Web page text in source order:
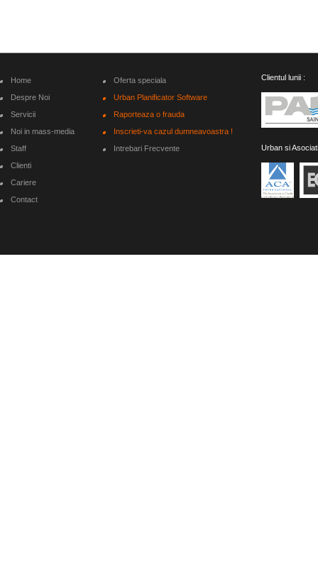
Home
Despre Noi
Servicii
Noi in mass-media
Staff
Clienti
Cariere
Contact
Oferta speciala
Urban Planificator Software
Raporteaza o frauda
Inscrieti-va cazul dumneavoastra !
Intrebari Frecvente
Clientul lunii :
Urban si